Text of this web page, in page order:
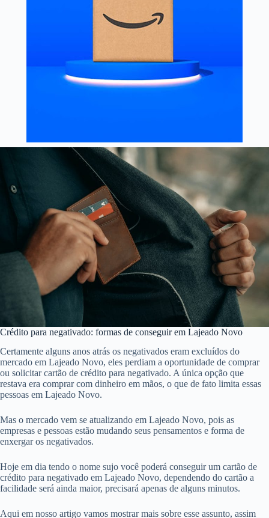
Crédito para negativado: formas de conseguir em Lajeado Novo
Certamente alguns anos atrás os negativados eram excluídos do
mercado em Lajeado Novo, eles perdiam a oportunidade de comprar
ou solicitar cartão de crédito para negativado. A única opção que
restava era comprar com dinheiro em mãos, o que de fato limita essas
pessoas em Lajeado Novo.
Mas o mercado vem se atualizando em Lajeado Novo, pois as
empresas e pessoas estão mudando seus pensamentos e forma de
enxergar os negativados.
Hoje em dia tendo o nome sujo você poderá conseguir um cartão de
crédito para negativado em Lajeado Novo, dependendo do cartão a
facilidade será ainda maior, precisará apenas de alguns minutos.
Aqui em nosso artigo vamos mostrar mais sobre esse assunto, assim